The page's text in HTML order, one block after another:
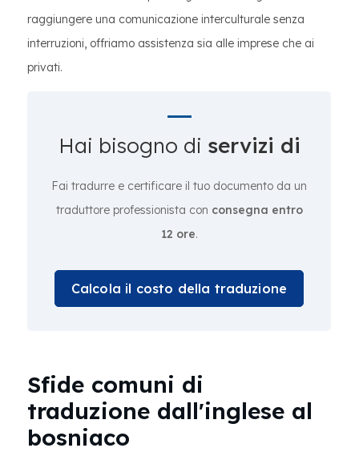
raggiungere una comunicazione interculturale senza
interruzioni, offriamo assistenza sia alle imprese che ai
privati.
Hai bisogno di servizi di
Fai tradurre e certificare il tuo documento da un
traduttore professionista con consegna entro
12 ore.
Calcola il costo della traduzione
Sfide comuni di
traduzione dall'inglese al
bosniaco